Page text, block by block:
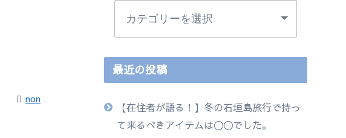
non
最近の投稿
【在住者が語る！】冬の石垣島旅行で持っ
て来るべきアイテムは◯◯でした。